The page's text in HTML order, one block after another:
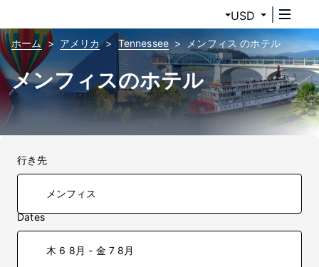
USD
ホーム アメリカ Tennessee メンフィス のホテル
メンフィスのホテル
行き先
Dates
木 6 8月 - 金 7 8月